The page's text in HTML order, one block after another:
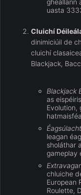
uasta
Cluichí
dinimiciúil de
cluichí
Blackjack,
Blackjack
as
Evolution,
leagan
sholáthar
gameplay
chluiche
European
Roulette,